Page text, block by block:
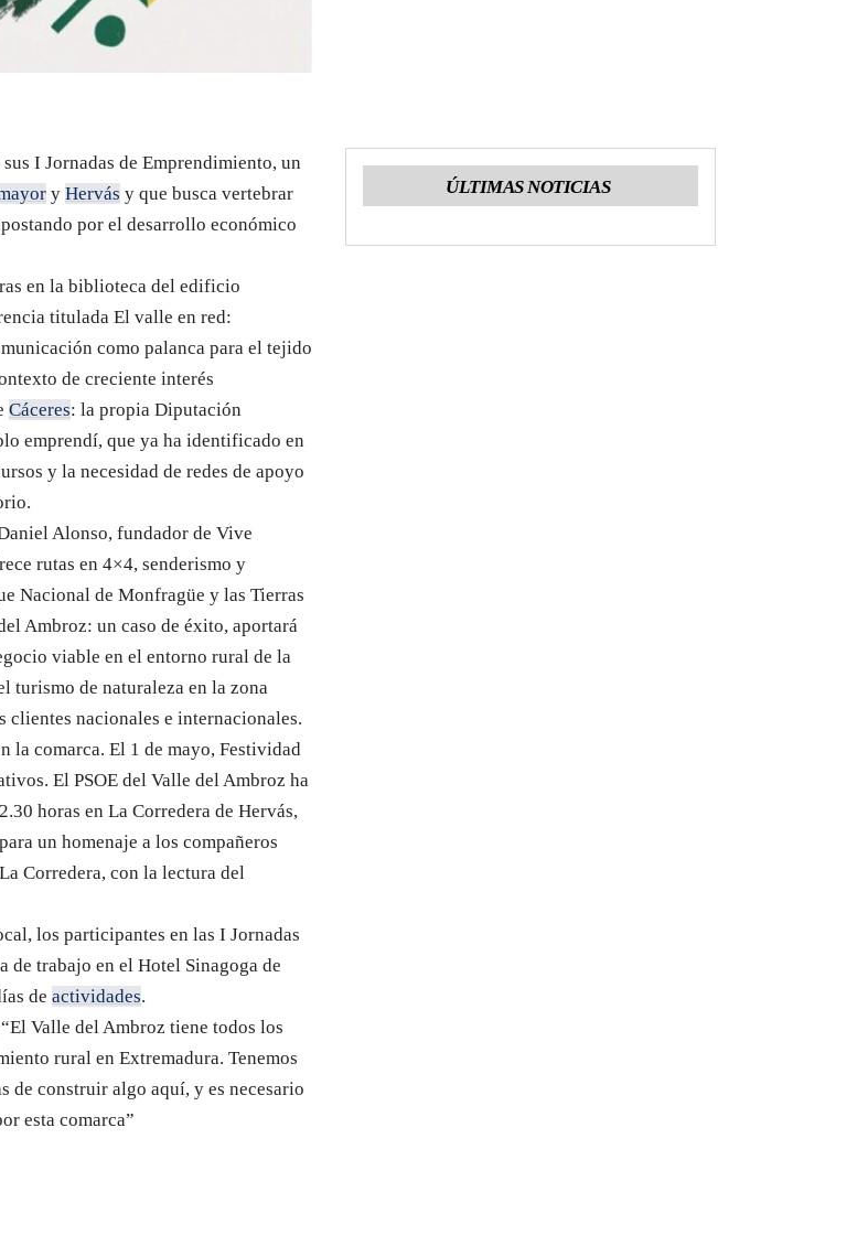
I Jornadas de Emprendimiento, un
y Hervás y que busca vertebrar
por el desarrollo económico
en la biblioteca del edificio
titulada El valle en red:
como palanca para el tejido
de creciente interés
Cáceres: la propia Diputación
emprendí, que ya ha identificado en
y la necesidad de redes de apoyo
Alonso, fundador de Vive
rutas en 4×4, senderismo y
Nacional de Monfragüe y las Tierras
Ambroz: un caso de éxito, aportará
viable en el entorno rural de la
turismo de naturaleza en la zona
clientes nacionales e internacionales.
la comarca. El 1 de mayo, Festividad
El PSOE del Valle del Ambroz ha
horas en La Corredera de Hervás,
un homenaje a los compañeros
Corredera, con la lectura del
los participantes en las I Jornadas
de trabajo en el Hotel Sinagoga de
de actividades.
Valle del Ambroz tiene todos los
rural en Extremadura. Tenemos
de construir algo aquí, y es necesario
esta comarca”
ÚLTIMAS NOTICIAS